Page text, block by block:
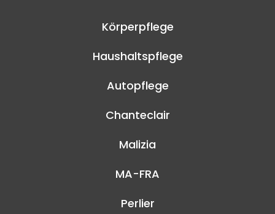
Körperpflege
Haushaltspflege
Autopflege
Chanteclair
Malizia
MA-FRA
Perlier